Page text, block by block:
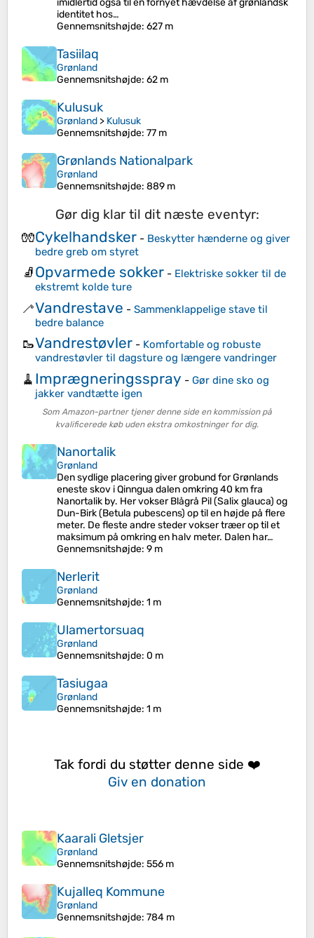
imidlertid også til en fornyet hævdelse af grønlandsk
identitet hos…
Gennemsnitshøjde: 627 m
Tasiilaq
Grønland
Gennemsnitshøjde: 62 m
Kulusuk
Grønland > Kulusuk
Gennemsnitshøjde: 77 m
Grønlands Nationalpark
Grønland
Gennemsnitshøjde: 889 m
Gør dig klar til dit næste eventyr:
🧤Cykelhandsker - Beskytter hænderne og giver
bedre greb om styret
🧦Opvarmede sokker - Elektriske sokker til de
ekstremt kolde ture
🦯Vandrestave - Sammenklappelige stave til
bedre balance
🥾Vandrestøvler - Komfortable og robuste
vandrestøvler til dagsture og længere vandringer
🧹 Imprægneringsspray - Gør dine sko og
jakker vandtætte igen
Som Amazon-partner tjener denne side en kommission på
kvalificerede køb uden ekstra omkostninger for dig.
Nanortalik
Grønland
Den sydlige placering giver grobund for Grønlands
eneste skov i Qinngua dalen omkring 40 km fra
Nanortalik by. Her vokser Blågrå Pil (Salix glauca) og
Dun-Birk (Betula pubescens) op til en højde på flere
meter. De fleste andre steder vokser træer op til et
maksimum på omkring en halv meter. Dalen har…
Gennemsnitshøjde: 9 m
Nerlerit
Grønland
Gennemsnitshøjde: 1 m
Ulamertorsuaq
Grønland
Gennemsnitshøjde: 0 m
Tasiugaa
Grønland
Gennemsnitshøjde: 1 m
Tak fordi du støtter denne side ❤️
Giv en donation
Kaarali Gletsjer
Grønland
Gennemsnitshøjde: 556 m
Kujalleq Kommune
Grønland
Gennemsnitshøjde: 784 m